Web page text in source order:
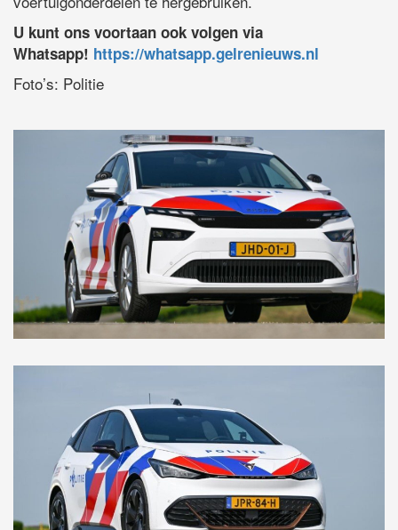
U kunt ons voortaan ook volgen via
Whatsapp! https://whatsapp.gelrenieuws.nl
Foto’s: Politie